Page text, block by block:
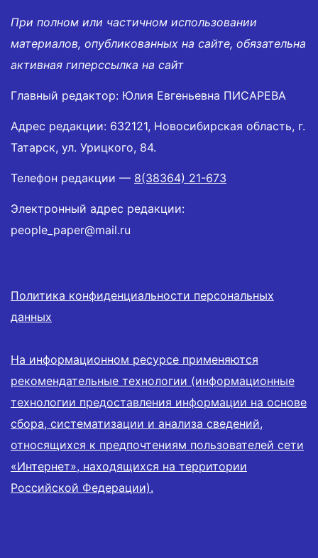
При полном или частичном использовании
материалов, опубликованных на сайте, обязательна
активная гиперссылка на сайт
Главный редактор: Юлия Евгеньевна ПИСАРЕВА
Адрес редакции: 632121, Новосибирская область, г.
Татарск, ул. Урицкого, 84.
Телефон редакции — 8(38364) 21-673
Электронный адрес редакции:
people_paper@mail.ru
Политика конфиденциальности персональных
данных
На информационном ресурсе применяются
рекомендательные технологии (информационные
технологии предоставления информации на основе
сбора, систематизации и анализа сведений,
относящихся к предпочтениям пользователей сети
«Интернет», находящихся на территории
Российской Федерации).